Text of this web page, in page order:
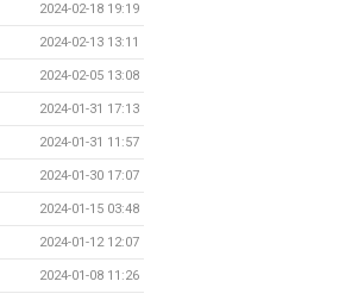
2024-02-18 19:19
2024-02-13 13:11
2024-02-05 13:08
2024-01-31 17:13
2024-01-31 11:57
2024-01-30 17:07
2024-01-15 03:48
2024-01-12 12:07
2024-01-08 11:26